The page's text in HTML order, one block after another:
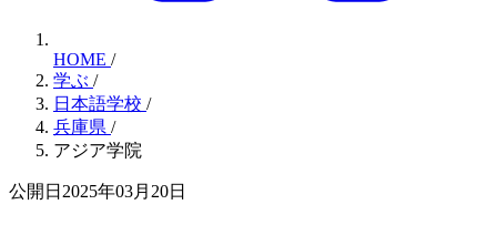
HOME /
学ぶ /
日本語学校 /
兵庫県 /
アジア学院
公開日2025年03月20日